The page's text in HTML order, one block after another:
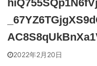
2022年2月20日